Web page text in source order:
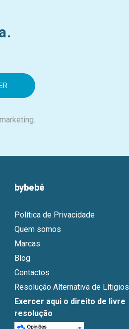
bybebé
Política de Privacidade
Quem somos
Marcas
Blog
Contactos
Resolução Alternativa de Lítigios
Exercer aqui o direito de livre
resolução